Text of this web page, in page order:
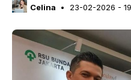
Celina 23-02-2026 -